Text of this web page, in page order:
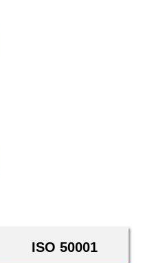
ISO 50001